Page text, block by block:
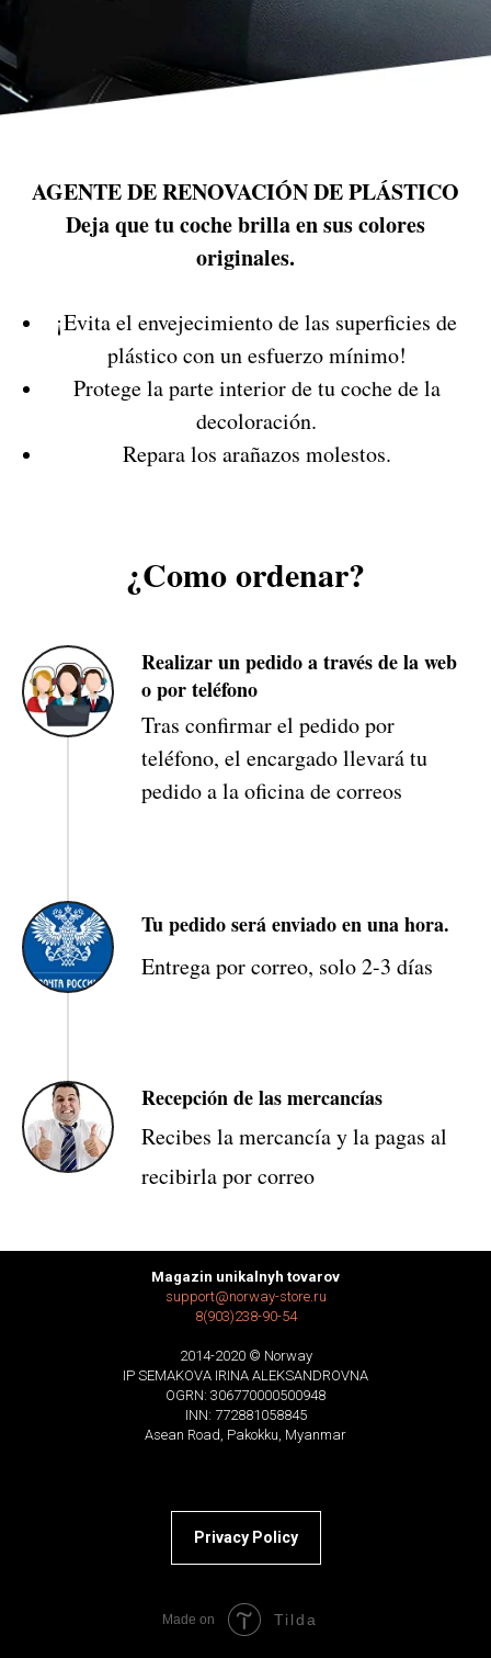
AGENTE DE RENOVACIÓN DE PLÁSTICO
Deja que tu coche brilla en sus colores
originales.
¡Evita el envejecimiento de las superficies de
plástico con un esfuerzo mínimo!
Protege la parte interior de tu coche de la
decoloración.
Repara los arañazos molestos.
¿Como ordenar?
Realizar un pedido a través de la web
o por teléfono
Tras confirmar el pedido por
teléfono, el encargado llevará tu
pedido a la oficina de correos
Tu pedido será enviado en una hora.
Entrega por correo, solo 2-3 días
Recepción de las mercancías
Recibes la mercancía y la pagas al
recibirla por correo
Magazin unikalnyh tovarov
support@norway-store.ru
8(903)238-90-54
2014-2020 © Norway
IP SEMAKOVA IRINA ALEKSANDROVNA
OGRN: 306770000500948
INN: 772881058845
Asean Road, Pakokku, Myanmar
Privacy Policy
Made on Tilda